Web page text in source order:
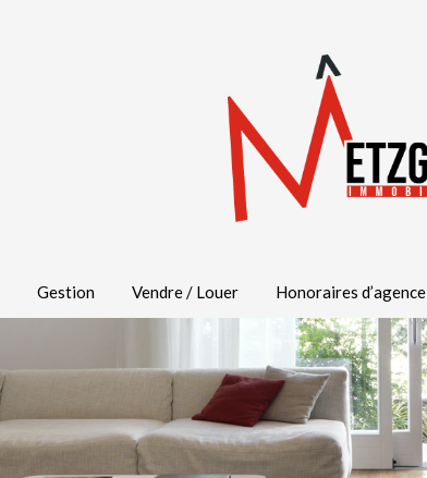
Gestion Vendre / Louer Honoraires d’agence